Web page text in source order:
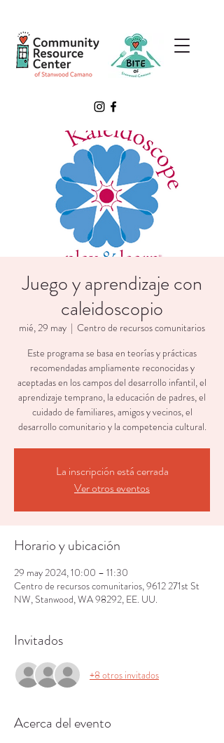
Juego y aprendizaje con
caleidoscopio
mié, 29 may
  |
Centro de recursos comunitarios
Este programa se basa en teorías y prácticas
recomendadas ampliamente reconocidas y
aceptadas en los campos del desarrollo infantil, el
aprendizaje temprano, la educación de padres, el
cuidado de familiares, amigos y vecinos, el
desarrollo comunitario y la competencia cultural.
La inscripción está cerrada
Ver otros eventos
Horario y ubicación
29 may 2024, 10:00 – 11:30
Centro de recursos comunitarios, 9612 271st St
NW, Stanwood, WA 98292, EE. UU.
Invitados
+8 otros invitados
Acerca del evento